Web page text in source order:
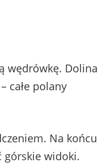
wędrówkę. Dolina
całe polany
Na końcu
górskie widoki.